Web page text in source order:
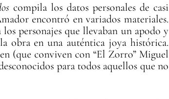
compila los datos personales de casi
encontró en variados materiales.
personajes que llevaban un apodo y
obra en una auténtica joya histórica.
(que conviven con “El Zorro” Miguel
para todos aquellos que no